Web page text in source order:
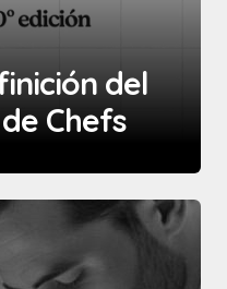
del
Chefs